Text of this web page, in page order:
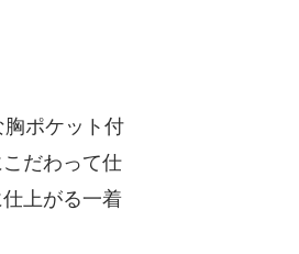
ポケット付
だわって仕
上がる一着